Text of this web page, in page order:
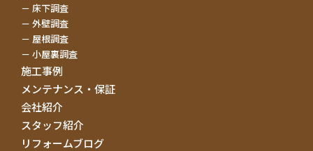
床下調査
外壁調査
屋根調査
小屋裏調査
施工事例
メンテナンス・保証
会社紹介
スタッフ紹介
リフォームブログ